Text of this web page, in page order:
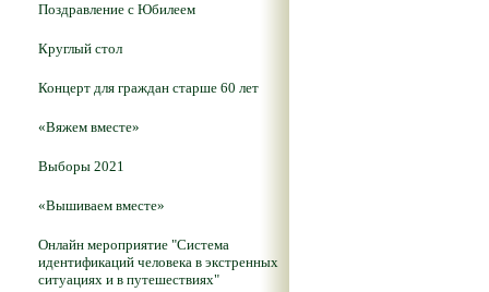
Поздравление с Юбилеем
Круглый стол
Концерт для граждан старше 60 лет
«Вяжем вместе»
Выборы 2021
«Вышиваем вместе»
Онлайн мероприятие "Система
идентификаций человека в экстренных
ситуациях и в путешествиях"